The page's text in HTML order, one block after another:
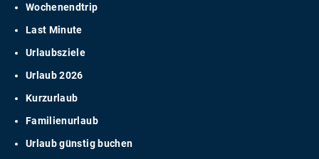
Wochenendtrip
Last Minute
Urlaubsziele
Urlaub 2026
Kurzurlaub
Familienurlaub
Urlaub günstig buchen